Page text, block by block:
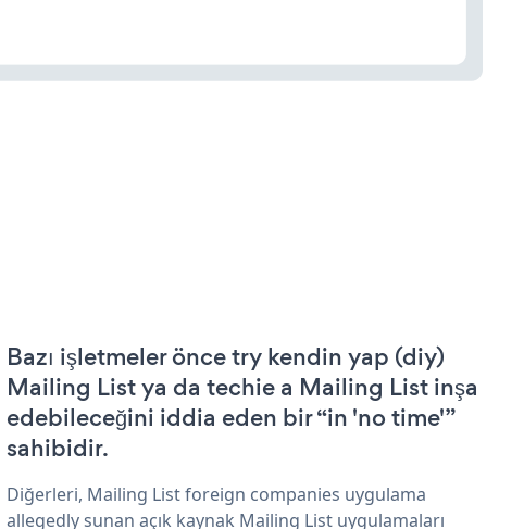
Bazı işletmeler önce try kendin yap (diy)
Mailing List ya da techie a Mailing List inşa
edebileceğini iddia eden bir “in 'no time'”
sahibidir.
Diğerleri, Mailing List foreign companies uygulama
allegedly sunan açık kaynak Mailing List uygulamaları